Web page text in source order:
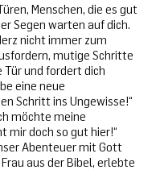
Menschen, die es gut
Segen warten auf dich.
nicht immer zum
mutige Schritte
und fordert dich
eine neue
Schritt ins Ungewisse!“
möchte meine
mir doch so gut hier!“
Abenteuer mit Gott
aus der Bibel, erlebte